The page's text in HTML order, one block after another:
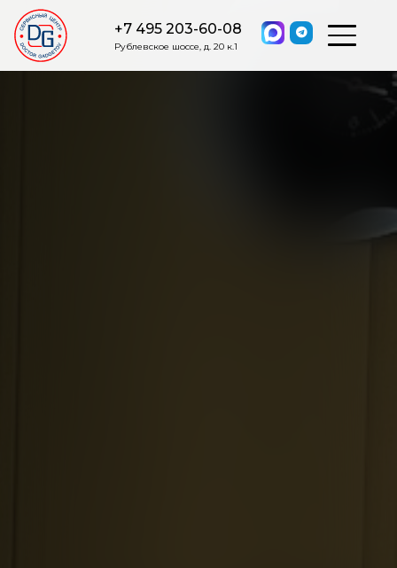
+7 495 203-60-08
Рублевское шоссе, д. 20 к.1